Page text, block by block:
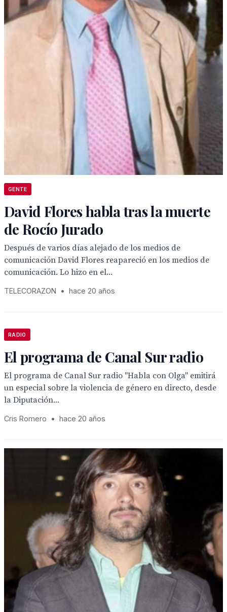
GENTE
David Flores habla tras la muerte
de Rocío Jurado
Después de varios días alejado de los medios de
comunicación David Flores reapareció en los medios de
comunicación. Lo hizo en el...
TELECORAZON • hace 20 años
RADIO
El programa de Canal Sur radio
El programa de Canal Sur radio "Habla con Olga" emitirá
un especial sobre la violencia de género en directo, desde
la Diputación...
Cris Romero • hace 20 años